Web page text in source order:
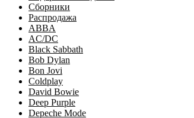
Сборники
Распродажа
ABBA
AC/DC
Black Sabbath
Bob Dylan
Bon Jovi
Coldplay
David Bowie
Deep Purple
Depeche Mode